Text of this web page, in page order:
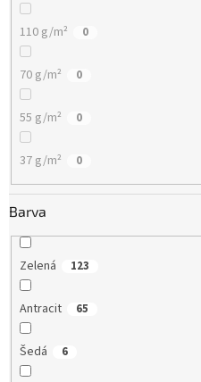
110 g/m² 0
70 g/m² 0
55 g/m² 0
37 g/m² 0
Barva
Zelená 123
Antracit 65
Šedá 6